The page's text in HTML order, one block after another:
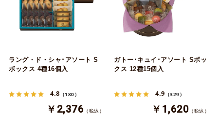
ラング・ド・シャ･アソート S
ボックス 4種16個入
4.8 （180）
￥2,376 （税込）
ガトー･キュイ･アソート Sボッ
クス 12種15個入
4.9 （329）
￥1,620 （税込）